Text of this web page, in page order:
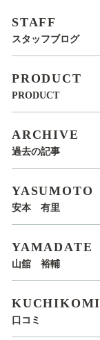
STAFF
スタッフブログ
PRODUCT
PRODUCT
ARCHIVE
過去の記事
YASUMOTO
安本 有里
YAMADATE
山舘 裕輔
KUCHIKOMI
口コミ